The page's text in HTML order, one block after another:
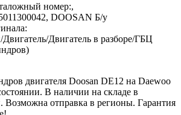
номер:,
DOOSAN Б/у
Двигатель/Двигатель в разборе/ГБЦ
двигателя Doosan DE12 на Daewoo
В наличии на складе в
Возможна отправка в регионы. Гарантия